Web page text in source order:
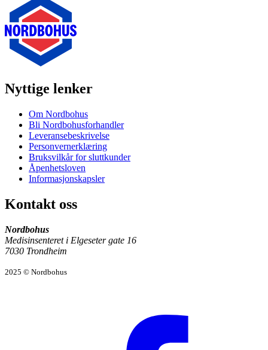
Nyttige lenker
Om Nordbohus
Bli Nordbohusforhandler
Leveransebeskrivelse
Personvernerklæring
Bruksvilkår for sluttkunder
Åpenhetsloven
Informasjonskapsler
Kontakt oss
Nordbohus
Medisinsenteret i Elgeseter gate 16
7030 Trondheim
2025 © Nordbohus